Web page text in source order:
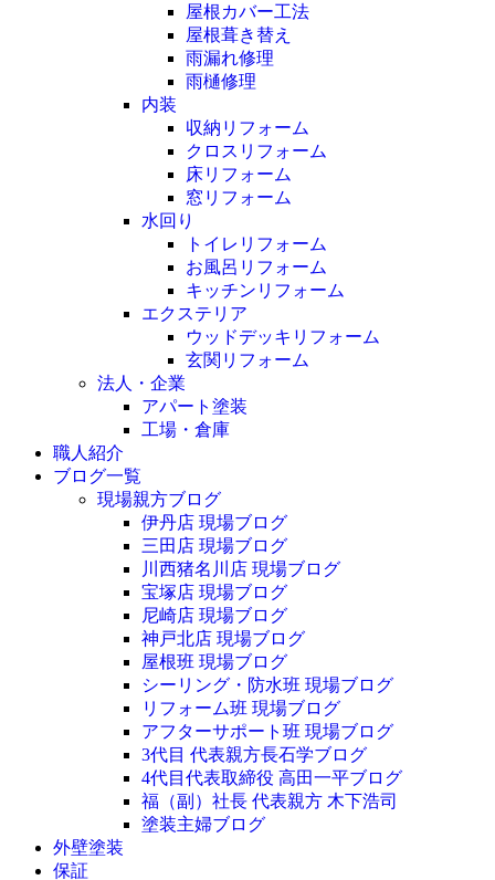
屋根カバー工法
屋根葺き替え
雨漏れ修理
雨樋修理
内装
収納リフォーム
クロスリフォーム
床リフォーム
窓リフォーム
水回り
トイレリフォーム
お風呂リフォーム
キッチンリフォーム
エクステリア
ウッドデッキリフォーム
玄関リフォーム
法人・企業
アパート塗装
工場・倉庫
職人紹介
ブログ一覧
現場親方ブログ
伊丹店 現場ブログ
三田店 現場ブログ
川西猪名川店 現場ブログ
宝塚店 現場ブログ
尼崎店 現場ブログ
神戸北店 現場ブログ
屋根班 現場ブログ
シーリング・防水班 現場ブログ
リフォーム班 現場ブログ
アフターサポート班 現場ブログ
3代目 代表親方長石学ブログ
4代目代表取締役 高田一平ブログ
福（副）社長 代表親方 木下浩司
塗装主婦ブログ
外壁塗装
保証